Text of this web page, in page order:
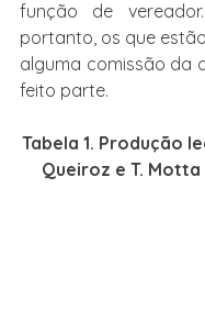
função de
portanto, os que
alguma comissão da
feito parte.
Tabela 1. Produção
Queiroz e T.